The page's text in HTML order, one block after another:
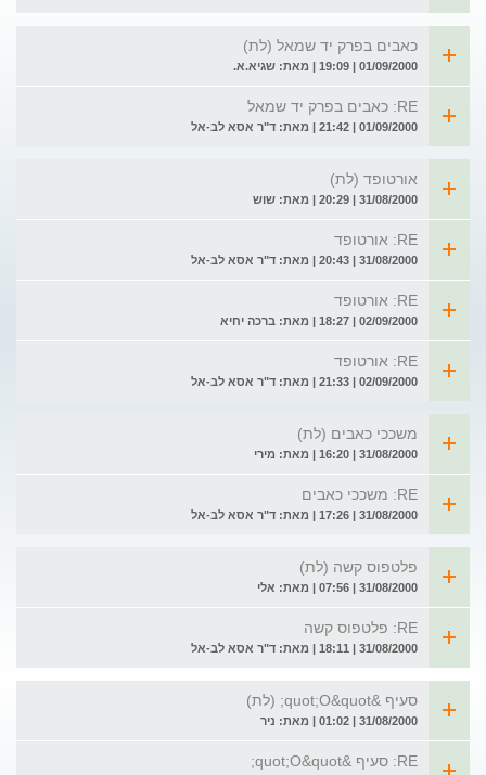
כאבים בפרק יד שמאל (לת)
01/09/2000 | 19:09 | מאת: שגיא.א.
RE: כאבים בפרק יד שמאל
01/09/2000 | 21:42 | מאת: ד"ר אסא לב-אל
אורטופד (לת)
31/08/2000 | 20:29 | מאת: שוש
RE: אורטופד
31/08/2000 | 20:43 | מאת: ד"ר אסא לב-אל
RE: אורטופד
02/09/2000 | 18:27 | מאת: ברכה יחיא
RE: אורטופד
02/09/2000 | 21:33 | מאת: ד"ר אסא לב-אל
משככי כאבים (לת)
31/08/2000 | 16:20 | מאת: מירי
RE: משככי כאבים
31/08/2000 | 17:26 | מאת: ד"ר אסא לב-אל
פלטפוס קשה (לת)
31/08/2000 | 07:56 | מאת: אלי
RE: פלטפוס קשה
31/08/2000 | 18:11 | מאת: ד"ר אסא לב-אל
סעיף &quot;O&quot; (לת)
31/08/2000 | 01:02 | מאת: ניר
RE: סעיף &quot;O&quot;